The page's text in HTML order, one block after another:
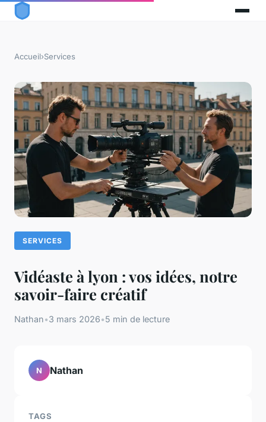
Accueil›Services
SERVICES
Vidéaste à lyon : vos idées, notre
savoir-faire créatif
Nathan•3 mars 2026•5 min de lecture
N Nathan
TAGS